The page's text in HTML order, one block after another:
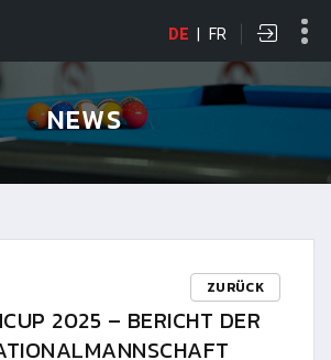
DE | FR
NEWS
ZURÜCK
2025 – BERICHT DER